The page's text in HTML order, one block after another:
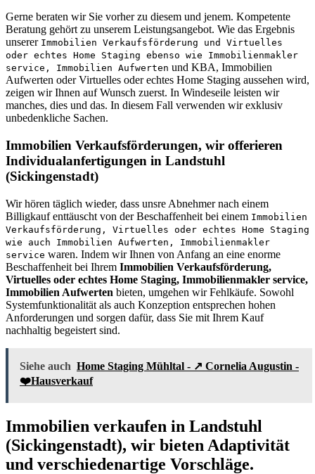
Gerne beraten wir Sie vorher zu diesem und jenem. Kompetente
Beratung gehört zu unserem Leistungsangebot. Wie das Ergebnis
unserer Immobilien Verkaufsförderung und Virtuelles
oder echtes Home Staging ebenso wie Immobilienmakler
service, Immobilien Aufwerten und KBA, Immobilien
Aufwerten oder Virtuelles oder echtes Home Staging aussehen wird,
zeigen wir Ihnen auf Wunsch zuerst. In Windeseile leisten wir
manches, dies und das. In diesem Fall verwenden wir exklusiv
unbedenkliche Sachen.
Immobilien Verkaufsförderungen, wir offerieren
Individualanfertigungen in Landstuhl
(Sickingenstadt)
Wir hören täglich wieder, dass unsre Abnehmer nach einem
Billigkauf enttäuscht von der Beschaffenheit bei einem Immobilien
Verkaufsförderung, Virtuelles oder echtes Home Staging
wie auch Immobilien Aufwerten, Immobilienmakler
service waren. Indem wir Ihnen von Anfang an eine enorme
Beschaffenheit bei Ihrem Immobilien Verkaufsförderung,
Virtuelles oder echtes Home Staging, Immobilienmakler service,
Immobilien Aufwerten bieten, umgehen wir Fehlkäufe. Sowohl
Systemfunktionalität als auch Konzeption entsprechen hohen
Anforderungen und sorgen dafür, dass Sie mit Ihrem Kauf
nachhaltig begeistert sind.
Siehe auch Home Staging Mühltal - ↗️ Cornelia Augustin -
❤️Hausverkauf
Immobilien verkaufen in Landstuhl
(Sickingenstadt), wir bieten Adaptivität
und verschiedenartige Vorschläge.